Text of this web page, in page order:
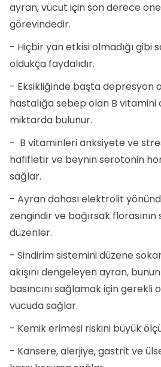
ayran, vücut için son derece
görevindedir.
- Hiçbir yan etkisi olmadığı gibi
oldukça faydalıdır.
- Eksikliğinde başta depresyon
hastalığa sebep olan B
miktarda bulunur.
- B vitaminleri anksiyete ve
hafifletir ve beynin serotonin
sağlar.
- Ayran dahası elektrolit
zengindir ve bağırsak
düzenler.
- Sindirim sistemini düzene
akışını dengeleyen ayran,
basıncını sağlamak için
vücuda sağlar.
- Kemik erimesi riskini büyük
- Kansere, alerjiye, gastrit ve